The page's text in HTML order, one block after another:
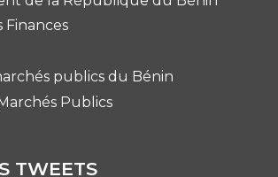
Finances
publics du Bénin
Publics
TWEETS